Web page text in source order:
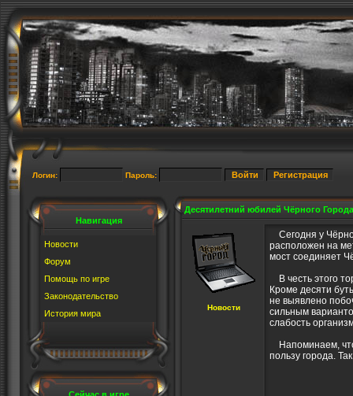
Логин: Пароль:
Навигация
Новости
Форум
Помощь по игре
Законодательство
История мира
Десятилетний юбилей Чёрного Города
Новости
Сегодня у
расположен на
мост соединяет
В честь этого
Кроме десяти
не выявлено
сильным
слабость
Напоминаем,
пользу города.